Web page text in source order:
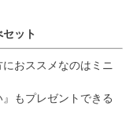
ット
おススメなのはミニ
もプレゼントできる